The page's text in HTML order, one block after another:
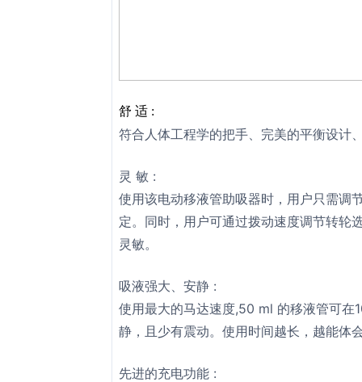
舒 适 :
符合人体工程学的把手、完美的平衡设
灵 敏 :
使用该电动移液管助吸器时，用户只需调
定。同时，用户可通过拨动速度调节转轮
灵敏。
吸液强大、安静 :
使用最大的马达速度,50 ml 的移液管可在
静，且少有震动。使用时间越长，越能体
先进的充电功能 :